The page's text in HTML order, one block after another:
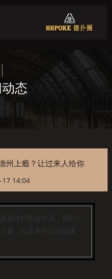
态
州上瘾？让过来人给你
17 14:04
瘾，以及有什么好的建